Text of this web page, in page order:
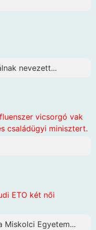
nevezett...
vicsorgó vak
családügyi minisztert.
ETO két női
Miskolci Egyetem...